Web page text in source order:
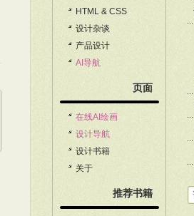
HTML & CSS
设计杂谈
产品设计
AI导航
页面
在线AI绘画
设计导航
设计书籍
关于
推荐书籍